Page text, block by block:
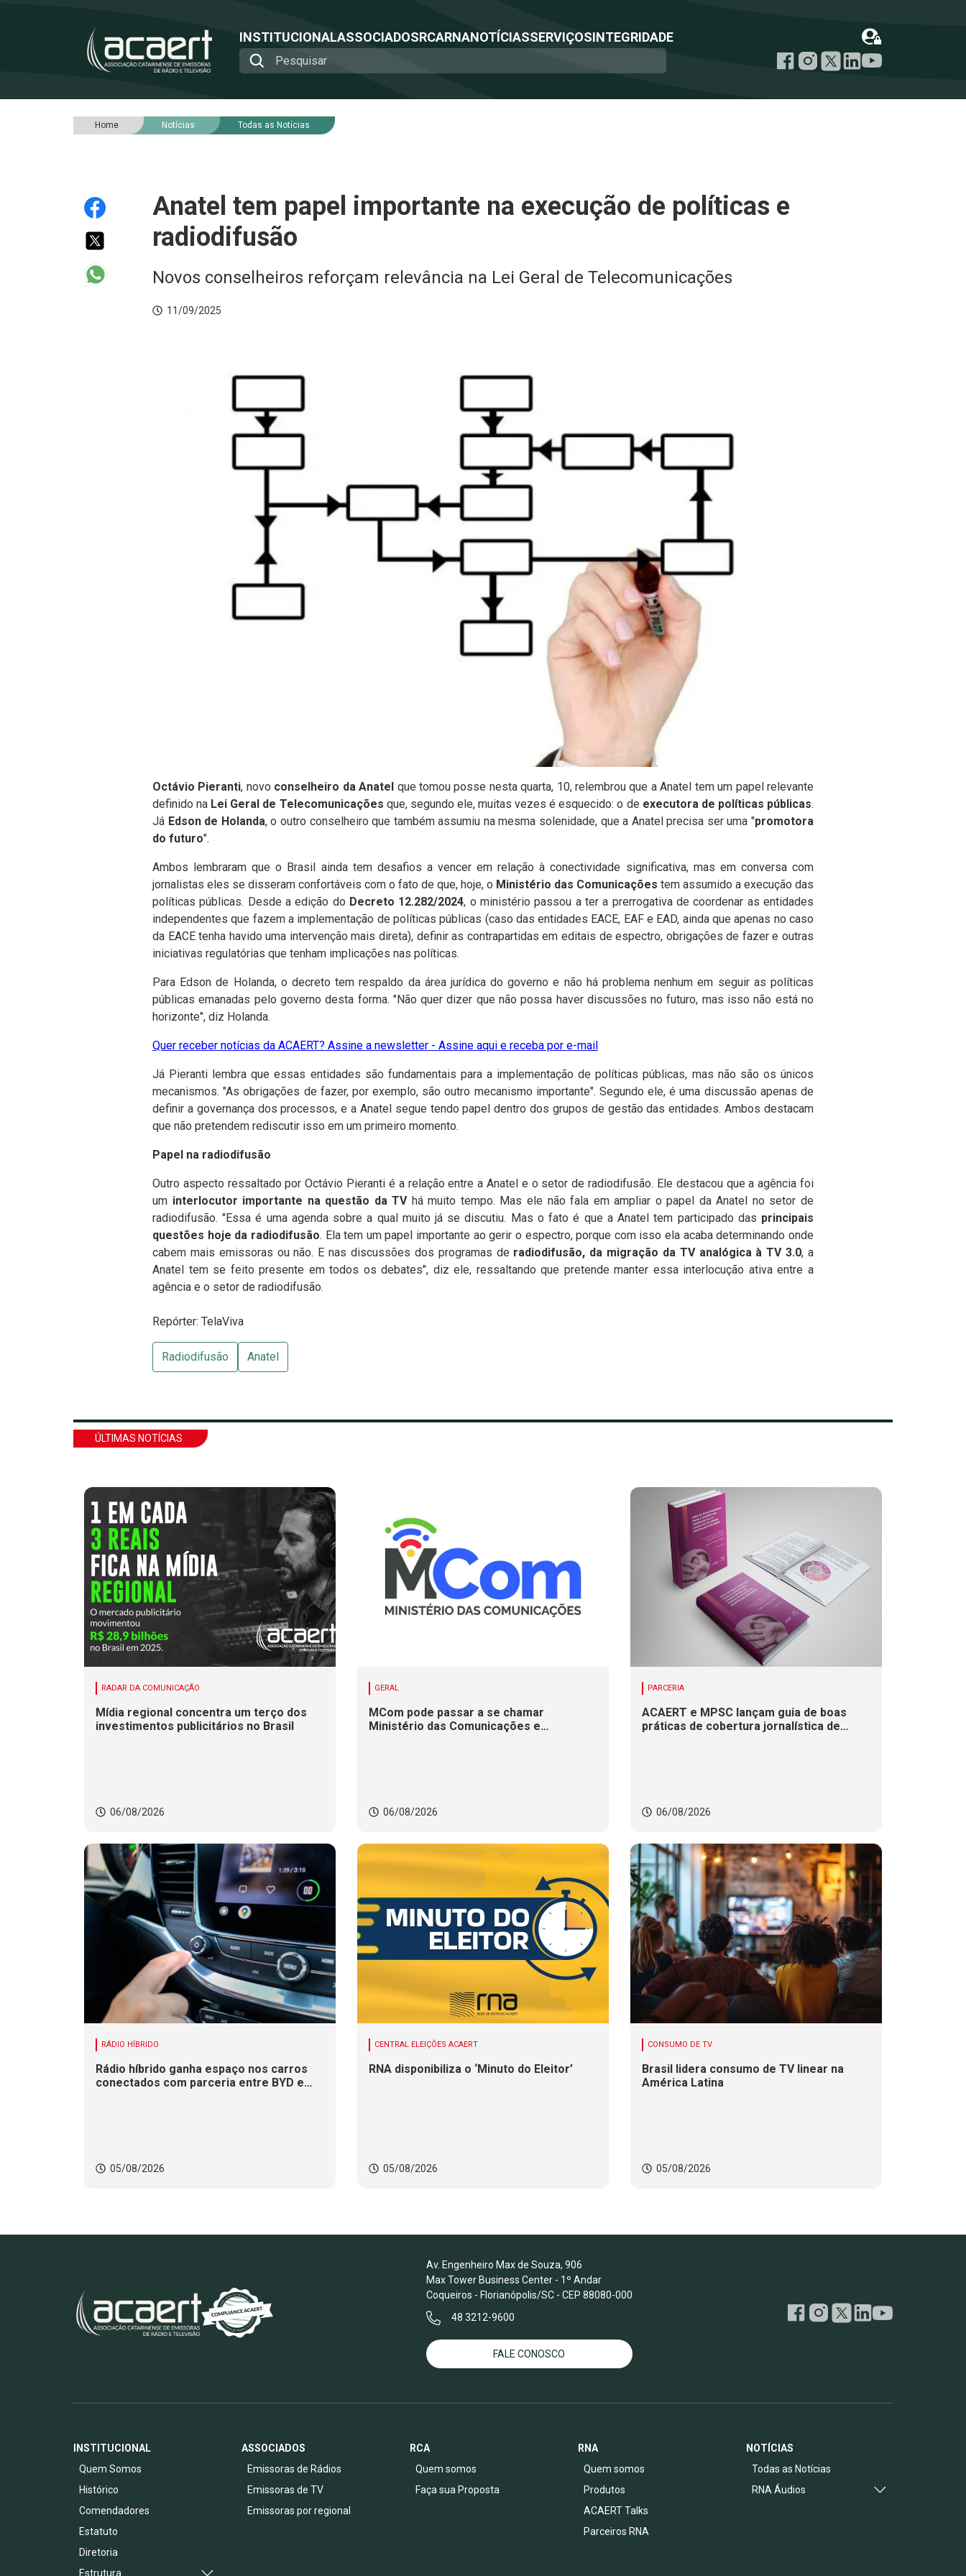
INSTITUCIONALASSOCIADOSRCARNANOTÍCIASSERVIÇOSINTEGRIDADE
Home Notícias Todas as Notícias
Anatel tem papel importante na execução de políticas e
radiodifusão
Novos conselheiros reforçam relevância na Lei Geral de Telecomunicações
11/09/2025
Octávio Pieranti, novo conselheiro da Anatel que tomou posse nesta quarta, 10, relembrou que a Anatel tem um papel relevante
definido na Lei Geral de Telecomunicações que, segundo ele, muitas vezes é esquecido: o de executora de políticas públicas.
Já Edson de Holanda, o outro conselheiro que também assumiu na mesma solenidade, que a Anatel precisa ser uma "promotora
do futuro".
Ambos lembraram que o Brasil ainda tem desafios a vencer em relação à conectividade significativa, mas em conversa com
jornalistas eles se disseram confortáveis com o fato de que, hoje, o Ministério das Comunicações tem assumido a execução das
políticas públicas. Desde a edição do Decreto 12.282/2024, o ministério passou a ter a prerrogativa de coordenar as entidades
independentes que fazem a implementação de políticas públicas (caso das entidades EACE, EAF e EAD, ainda que apenas no caso
da EACE tenha havido uma intervenção mais direta), definir as contrapartidas em editais de espectro, obrigações de fazer e outras
iniciativas regulatórias que tenham implicações nas políticas.
Para Edson de Holanda, o decreto tem respaldo da área jurídica do governo e não há problema nenhum em seguir as políticas
públicas emanadas pelo governo desta forma. "Não quer dizer que não possa haver discussões no futuro, mas isso não está no
horizonte", diz Holanda.
Quer receber notícias da ACAERT? Assine a newsletter - Assine aqui e receba por e-mail
Já Pieranti lembra que essas entidades são fundamentais para a implementação de políticas públicas, mas não são os únicos
mecanismos. "As obrigações de fazer, por exemplo, são outro mecanismo importante". Segundo ele, é uma discussão apenas de
definir a governança dos processos, e a Anatel segue tendo papel dentro dos grupos de gestão das entidades. Ambos destacam
que não pretendem rediscutir isso em um primeiro momento.
Papel na radiodifusão
Outro aspecto ressaltado por Octávio Pieranti é a relação entre a Anatel e o setor de radiodifusão. Ele destacou que a agência foi
um interlocutor importante na questão da TVhá muito tempo. Mas ele não fala em ampliar o papel da Anatel no setor de
radiodifusão. "Essa é uma agenda sobre a qual muito já se discutiu. Mas o fato é que a Anatel tem participado das principais
questões hoje da radiodifusão. Ela tem um papel importante ao gerir o espectro, porque com isso ela acaba determinando onde
cabem mais emissoras ou não. E nas discussões dos programas de radiodifusão, da migração da TV analógica à TV 3.0, a
Anatel tem se feito presente em todos os debates", diz ele, ressaltando que pretende manter essa interlocução ativa entre a
agência e o setor de radiodifusão.
Repórter: TelaViva
Radiodifusão Anatel
ÚLTIMAS NOTÍCIAS
RADAR DA COMUNICAÇÃO
Mídia regional concentra um terço dos
investimentos publicitários no Brasil
06/08/2026
GERAL
MCom pode passar a se chamar
Ministério das Comunicações e
06/08/2026
PARCERIA
ACAERT e MPSC lançam guia de boas
práticas de cobertura jornalística de
06/08/2026
RÁDIO HÍBRIDO
Rádio híbrido ganha espaço nos carros
conectados com parceria entre BYD e
05/08/2026
CENTRAL ELEIÇÕES ACAERT
RNA disponibiliza o ‘Minuto do Eleitor’
05/08/2026
CONSUMO DE TV
Brasil lidera consumo de TV linear na
América Latina
05/08/2026
Av. Engenheiro Max de Souza, 906
Max Tower Business Center - 1º Andar
Coqueiros - Florianópolis/SC - CEP 88080-000
48 3212-9600
FALE CONOSCO
INSTITUCIONAL
Quem Somos
Histórico
Comendadores
Estatuto
Diretoria
Estrutura
ASSOCIADOS
Emissoras de Rádios
Emissoras de TV
Emissoras por regional
RCA
Quem somos
Faça sua Proposta
RNA
Quem somos
Produtos
ACAERT Talks
Parceiros RNA
NOTÍCIAS
Todas as Notícias
RNA Áudios